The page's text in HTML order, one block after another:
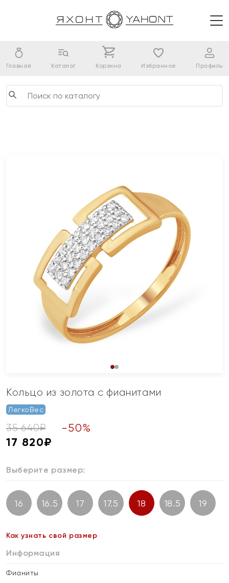
Главная Каталог Корзина Избранное Профиль
Кольцо из золота с фианитами
ЛегкоВес
35 640₽ -50%
17 820₽
Выберите размер:
16 16.5 17 17.5 18 18.5 19
Как узнать свой размер
Информация
Фианиты